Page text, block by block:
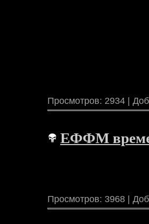
Просмотров: 2934 |
ЕФФМ
Просмотров: 3968 |